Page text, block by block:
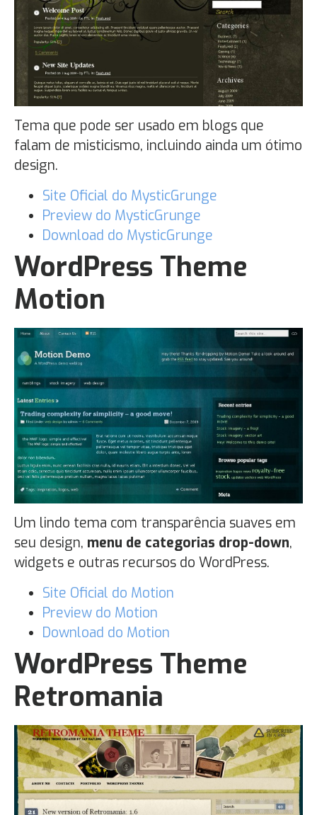
Tema que pode ser usado em blogs que
falam de misticismo, incluindo ainda um ótimo
design.
Site Oficial do MysticGrunge
Preview do MysticGrunge
Download do MysticGrunge
WordPress Theme
Motion
Um lindo tema com transparência suaves em
seu design, menu de categorias drop-down,
widgets e outras recursos do WordPress.
Site Oficial do Motion
Preview do Motion
Download do Motion
WordPress Theme
Retromania